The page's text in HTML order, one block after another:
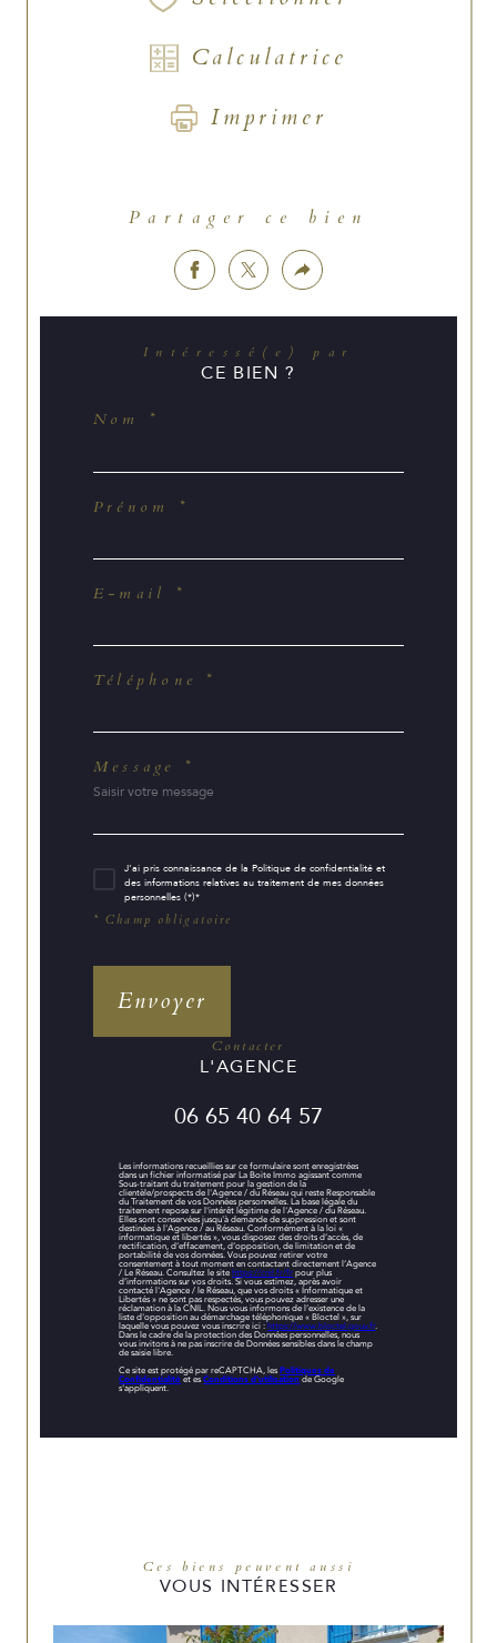
Calculatrice
Imprimer
Partager ce bien
Intéressé(e) par
CE BIEN ?
Nom *
Prénom *
E-mail *
Téléphone *
Message *
J'ai pris connaissance de la Politique de confidentialité et
des informations relatives au traitement de mes données
personnelles (*)*
* Champ obligatoire
Envoyer
contacter
L'AGENCE
06 65 40 64 57
Les informations recueillies sur ce formulaire sont enregistrées
dans un fichier informatisé par La Boite Immo agissant comme
Sous-traitant du traitement pour la gestion de la
clientèle/prospects de l'Agence / du Réseau qui reste Responsable
du Traitement de vos Données personnelles. La base légale du
traitement repose sur l'intérêt légitime de l'Agence / du Réseau.
Elles sont conservées jusqu'à demande de suppression et sont
destinées à l'Agence / au Réseau. Conformément à la loi «
informatique et libertés », vous disposez des droits d’accès, de
rectification, d’effacement, d’opposition, de limitation et de
portabilité de vos données. Vous pouvez retirer votre
consentement à tout moment en contactant directement l’Agence
/ Le Réseau. Consultez le sitehttps://cnil.fr/frpour plus
d’informations sur vos droits. Si vous estimez, après avoir
contacté l'Agence / le Réseau, que vos droits « Informatique et
Libertés » ne sont pas respectés, vous pouvez adresser une
réclamation à la CNIL. Nous vous informons de l’existence de la
liste d'opposition au démarchage téléphonique « Bloctel », sur
laquelle vous pouvez vous inscrire ici :https://www.bloctel.gouv.fr.
Dans le cadre de la protection des Données personnelles, nous
vous invitons à ne pas inscrire de Données sensibles dans le champ
de saisie libre.
Ce site est protégé par reCAPTCHA, lesPolitiques de
Confidentialitéet esConditions d'utilisationde Google
s'appliquent.
Ces biens peuvent aussi
VOUS INTÉRESSER